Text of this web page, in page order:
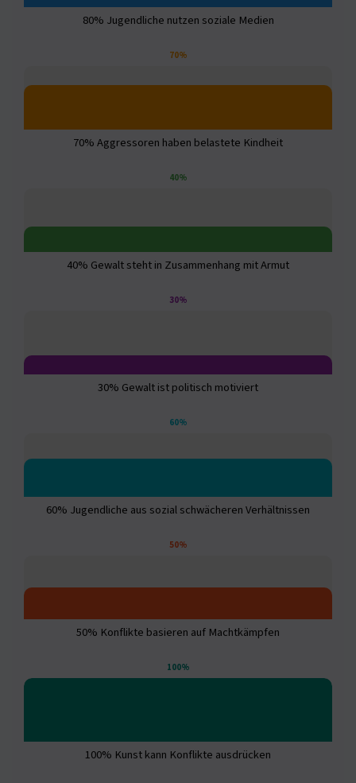
80% Jugendliche nutzen soziale Medien
70%
70% Aggressoren haben belastete Kindheit
40%
40% Gewalt steht in Zusammenhang mit Armut
30%
30% Gewalt ist politisch motiviert
60%
60% Jugendliche aus sozial schwächeren Verhältnissen
50%
50% Konflikte basieren auf Machtkämpfen
100%
100% Kunst kann Konflikte ausdrücken